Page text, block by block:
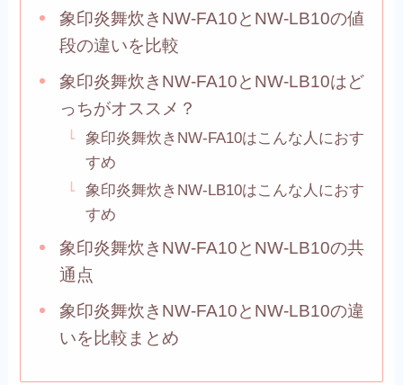
象印炎舞炊きNW-FA10とNW-LB10の値
段の違いを比較
象印炎舞炊きNW-FA10とNW-LB10はど
っちがオススメ？
象印炎舞炊きNW-FA10はこんな人におす
すめ
象印炎舞炊きNW-LB10はこんな人におす
すめ
象印炎舞炊きNW-FA10とNW-LB10の共
通点
象印炎舞炊きNW-FA10とNW-LB10の違
いを比較まとめ